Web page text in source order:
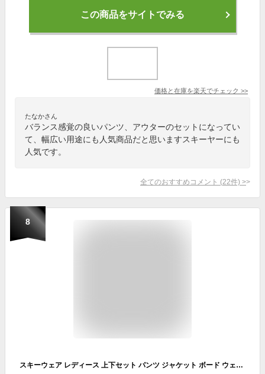
この商品をサイトでみる
価格と在庫を楽天でチェック >>
たなかさん
バランス感覚の良いパンツ、アウターのセットになってい
て、幅広い用途にも人気商品だと思いますスキーヤーにも
人気です。
全てのおすすめコメント (22件) >
8
スキーウェア レディース 上下セット パンツ ジャケット ボード ウェア スノボ ウェア スノーボードウェア ウェア スノー ウェア ウエア おしゃれ かわいい 下 スノーボード スキー アウトドア 保温 中綿 撥水 防風 防寒 着 耐水 ICSKI-827 《LDY》